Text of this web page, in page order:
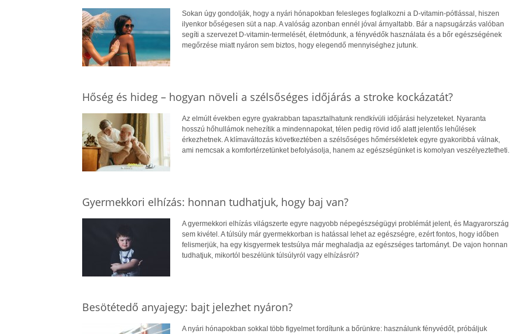
Sokan úgy gondolják, hogy a nyári hónapokban felesleges foglalkozni a D-vitamin-pótlással, hiszen
ilyenkor bőségesen süt a nap. A valóság azonban ennél jóval árnyaltabb. Bár a napsugárzás valóban
segíti a szervezet D-vitamin-termelését, életmódunk, a fényvédők használata és a bőr egészségének
megőrzése miatt nyáron sem biztos, hogy elegendő mennyiséghez jutunk.
Hőség és hideg – hogyan növeli a szélsőséges időjárás a stroke kockázatát?
Az elmúlt években egyre gyakrabban tapasztalhatunk rendkívüli időjárási helyzeteket. Nyaranta
hosszú hőhullámok nehezítik a mindennapokat, télen pedig rövid idő alatt jelentős lehűlések
érkezhetnek. A klímaváltozás következtében a szélsőséges hőmérsékletek egyre gyakoribbá válnak,
ami nemcsak a komfortérzetünket befolyásolja, hanem az egészségünket is komolyan veszélyeztetheti.
Gyermekkori elhízás: honnan tudhatjuk, hogy baj van?
A gyermekkori elhízás világszerte egyre nagyobb népegészségügyi problémát jelent, és Magyarország
sem kivétel. A túlsúly már gyermekkorban is hatással lehet az egészségre, ezért fontos, hogy időben
felismerjük, ha egy kisgyermek testsúlya már meghaladja az egészséges tartományt. De vajon honnan
tudhatjuk, mikortól beszélünk túlsúlyról vagy elhízásról?
Besötétedő anyajegy: bajt jelezhet nyáron?
A nyári hónapokban sokkal több figyelmet fordítunk a bőrünkre: használunk fényvédőt, próbáljuk